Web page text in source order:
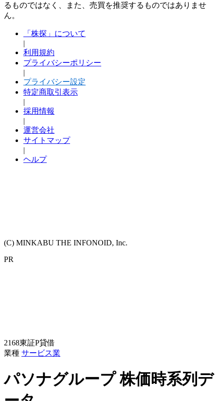
るものではなく、また、売買を推奨するものではありませ
ん。
「株探」について
|
利用規約
プライバシーポリシー
|
プライバシー設定
特定商取引表示
|
採用情報
|
運営会社
サイトマップ
|
ヘルプ
(C) MINKABU THE INFONOID, Inc.
PR
2168東証P貸借
業種 サービス業
パソナグループ株価時系列デ